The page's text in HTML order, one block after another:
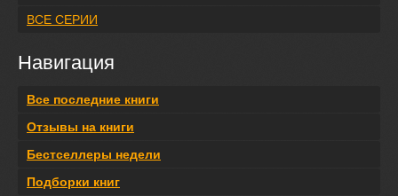
ВСЕ СЕРИИ
Навигация
Все последние книги
Отзывы на книги
Бестселлеры недели
Подборки книг